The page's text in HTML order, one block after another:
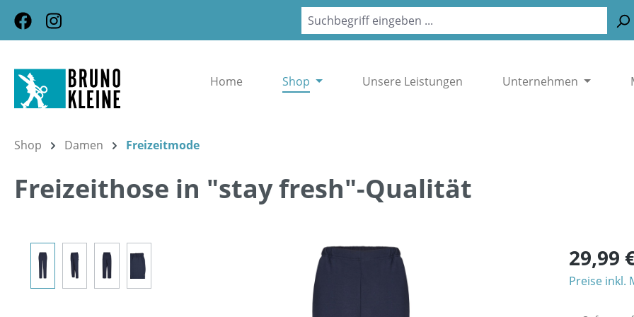
Hauptinhalt springen
Zur Suche springen
Zur Hauptnavigation springen
Home Shop Unsere Leistungen Unternehmen
Shop Damen Freizeitmode
Freizeithose in "stay fresh"-Qualität
Bildergalerie überspringen 29,99
Preise inkl.